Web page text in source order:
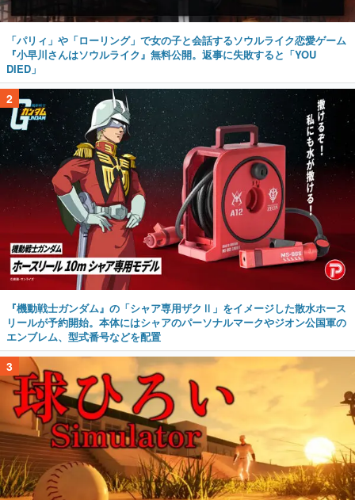
「パリィ」や「ローリング」で女の子と会話するソウルライク恋愛ゲーム
『小早川さんはソウルライク』無料公開。返事に失敗すると「YOU
DIED」
2
『機動戦士ガンダム』の「シャア専用ザクⅡ」をイメージした散水ホース
リールが予約開始。本体にはシャアのパーソナルマークやジオン公国軍の
エンブレム、型式番号などを配置
3